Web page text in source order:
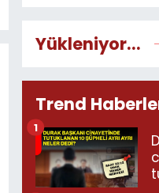
Yükleniyor...
Trend
1